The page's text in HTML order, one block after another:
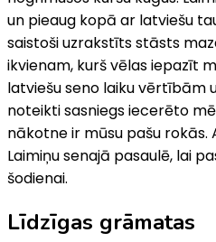
un pieaug kopā ar latviešu
saistoši uzrakstīts stāsts
ikvienam, kurš vēlas iepazīt
latviešu seno laiku vērtībām
noteikti sasniegs iecerēto
nākotne ir mūsu pašu
Laimiņu senajā pasaulē, lai
šodienai.
Līdzīgas grāmatas